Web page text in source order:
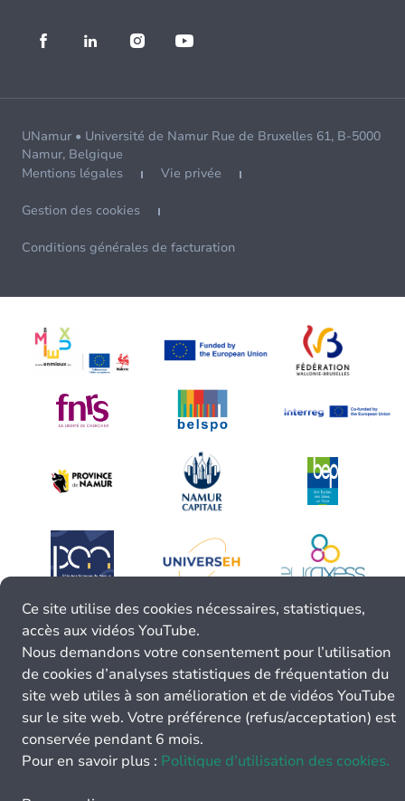
UNamur • Université de Namur Rue de Bruxelles 61, B-5000
Namur, Belgique
Mentions légales
Vie privée
Gestion des cookies
Conditions générales de facturation
Ce site utilise des cookies nécessaires, statistiques,
accès aux vidéos YouTube.
Nous demandons votre consentement pour l’utilisation
de cookies d’analyses statistiques de fréquentation du
site web utiles à son amélioration et de vidéos YouTube
sur le site web. Votre préférence (refus/acceptation) est
conservée pendant 6 mois.
Pour en savoir plus : Politique d’utilisation des cookies.